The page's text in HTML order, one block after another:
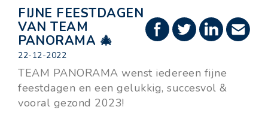
FIJNE FEESTDAGEN
VAN TEAM
PANORAMA 🎄
22-12-2022
TEAM PANORAMA wenst iedereen fijne
feestdagen en een gelukkig, succesvol &
vooral gezond 2023!